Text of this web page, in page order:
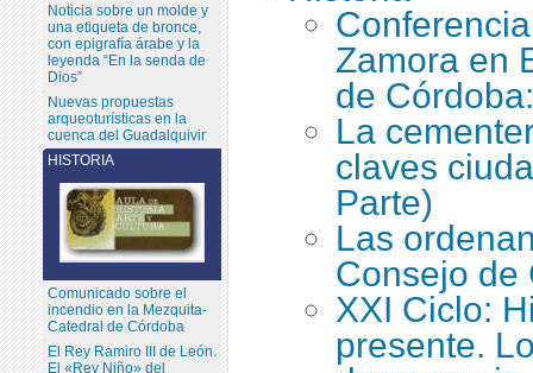
Zamora en
de
La
claves
Parte)
Las
Consejo de
XXI Ciclo:
presente.
Noticia sobre un molde y
una etiqueta de bronce,
con epigrafía árabe y la
leyenda “En la senda de
Dios”
Nuevas propuestas
arqueoturísticas en la
cuenca del Guadalquivir
HISTORIA
Comunicado sobre el
incendio en la Mezquita-
Catedral de Córdoba
El Rey Ramiro III de León.
El «Rey Niño» del